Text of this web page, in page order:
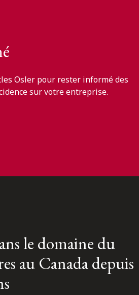
Osler pour rester informé des
sur votre entreprise.
le domaine du
au Canada depuis